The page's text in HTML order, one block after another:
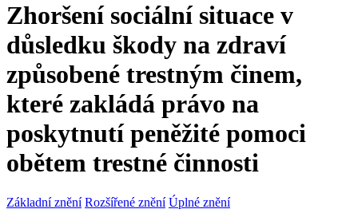
Zhoršení sociální situace v
důsledku škody na zdraví
způsobené trestným činem,
které zakládá právo na
poskytnutí peněžité pomoci
obětem trestné činnosti
Základní znění Rozšířené znění Úplné znění